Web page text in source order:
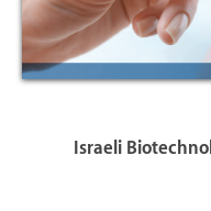
Israeli